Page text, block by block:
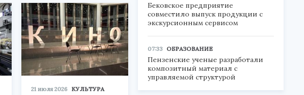
21 июля 2026 КУЛЬТУРА
Бековское предприятие
совместило выпуск продукции с
экскурсионным сервисом
07:33 ОБРАЗОВАНИЕ
Пензенские ученые разработали
композитный материал с
управляемой структурой